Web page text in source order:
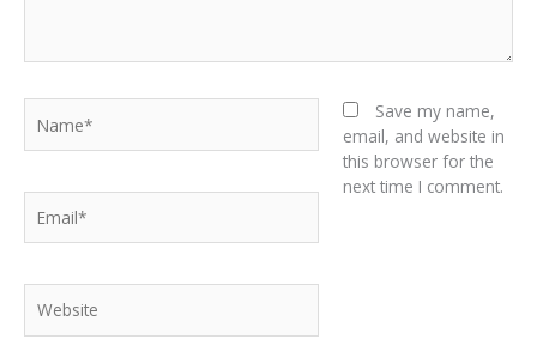
Save my name,
email, and website in
this browser for the
next time I comment.